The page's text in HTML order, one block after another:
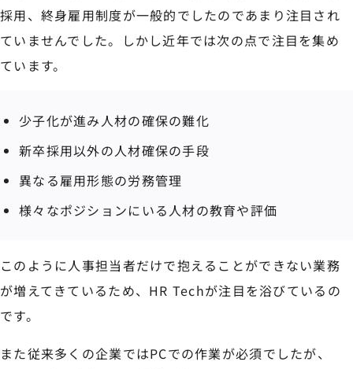
採用、終身雇用制度が一般的でしたのであまり注目され
ていませんでした。しかし近年では次の点で注目を集め
ています。
少子化が進み人材の確保の難化
新卒採用以外の人材確保の手段
異なる雇用形態の労務管理
様々なポジションにいる人材の教育や評価
このように人事担当者だけで抱えることができない業務
が増えてきているため、HR Techが注目を浴びているの
です。
また従来多くの企業ではPCでの作業が必須でしたが、